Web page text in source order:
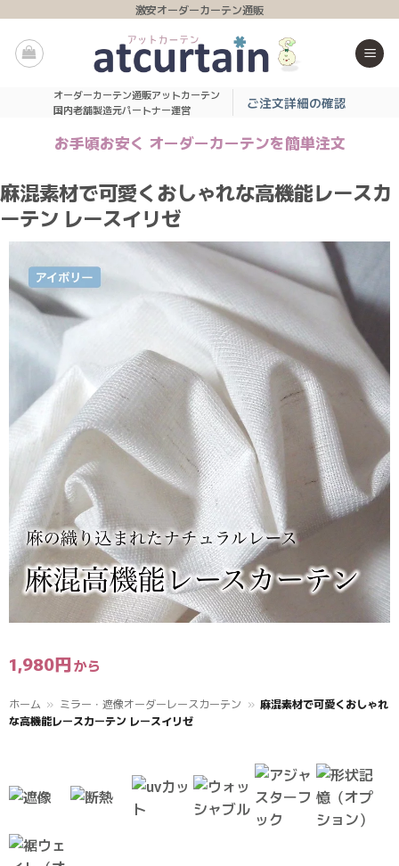
content
激安オーダーカーテン通販
オーダーカーテン通販アットカーテン
国内老舗製造元パートナー運営
ご注文詳細の確認
お手頃お安く オーダーカーテンを簡単注文
麻混素材で可愛くおしゃれな高機能レースカ
ーテン レースイリゼ
1,980円
ホーム » ミラー・遮像オーダーレースカーテン » 麻混素材で可愛くおしゃれ
な高機能レースカーテン レースイリゼ